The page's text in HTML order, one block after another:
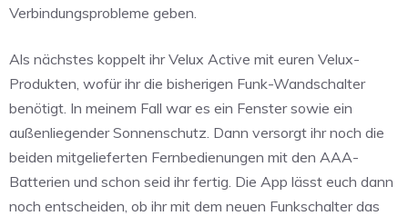
Verbindungsprobleme geben.
Als nächstes koppelt ihr Velux Active mit euren Velux-
Produkten, wofür ihr die bisherigen Funk-Wandschalter
benötigt. In meinem Fall war es ein Fenster sowie ein
außenliegender Sonnenschutz. Dann versorgt ihr noch die
beiden mitgelieferten Fernbedienungen mit den AAA-
Batterien und schon seid ihr fertig. Die App lässt euch dann
noch entscheiden, ob ihr mit dem neuen Funkschalter das